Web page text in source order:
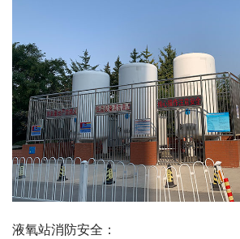
液氧站消防安全：